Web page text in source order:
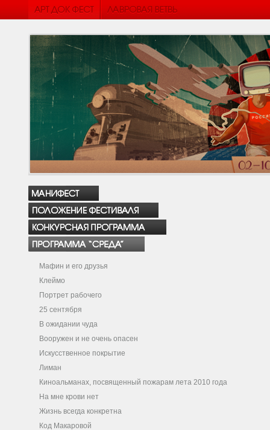
Мафин и его друзья
Клеймо
Портрет рабочего
25 сентября
В ожидании чуда
Вооружен и не очень опасен
Искусственное покрытие
Лиман
Киноальманах, посвященный пожарам лета 2010 года
На мне крови нет
Жизнь всегда конкретна
Код Макаровой